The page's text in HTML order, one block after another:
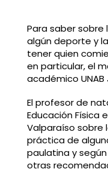
Para saber
algún deporte y
tener quien
en particular, el
académico UNAB
El profesor de
Educación Física
Valparaíso sobre
práctica de
paulatina y
otras